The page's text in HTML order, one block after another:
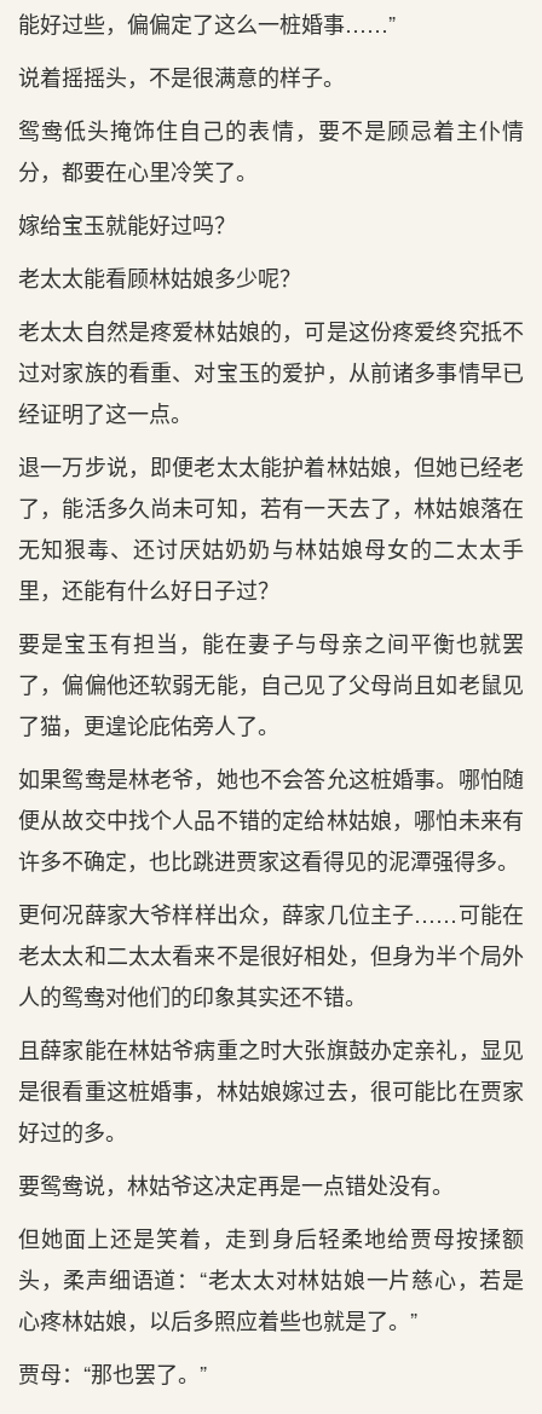
能好过些，偏偏定了这么一桩婚事……”
说着摇摇头，不是很满意的样子。
鸳鸯低头掩饰住自己的表情，要不是顾忌着主仆情
分，都要在心里冷笑了。
嫁给宝玉就能好过吗？
老太太能看顾林姑娘多少呢？
老太太自然是疼爱林姑娘的，可是这份疼爱终究抵不
过对家族的看重、对宝玉的爱护，从前诸多事情早已
经证明了这一点。
退一万步说，即便老太太能护着林姑娘，但她已经老
了，能活多久尚未可知，若有一天去了，林姑娘落在
无知狠毒、还讨厌姑奶奶与林姑娘母女的二太太手
里，还能有什么好日子过？
要是宝玉有担当，能在妻子与母亲之间平衡也就罢
了，偏偏他还软弱无能，自己见了父母尚且如老鼠见
了猫，更遑论庇佑旁人了。
如果鸳鸯是林老爷，她也不会答允这桩婚事。哪怕随
便从故交中找个人品不错的定给林姑娘，哪怕未来有
许多不确定，也比跳进贾家这看得见的泥潭强得多。
更何况薛家大爷样样出众，薛家几位主子……可能在
老太太和二太太看来不是很好相处，但身为半个局外
人的鸳鸯对他们的印象其实还不错。
且薛家能在林姑爷病重之时大张旗鼓办定亲礼，显见
是很看重这桩婚事，林姑娘嫁过去，很可能比在贾家
好过的多。
要鸳鸯说，林姑爷这决定再是一点错处没有。
但她面上还是笑着，走到身后轻柔地给贾母按揉额
头，柔声细语道：“老太太对林姑娘一片慈心，若是
心疼林姑娘，以后多照应着些也就是了。”
贾母：“那也罢了。”